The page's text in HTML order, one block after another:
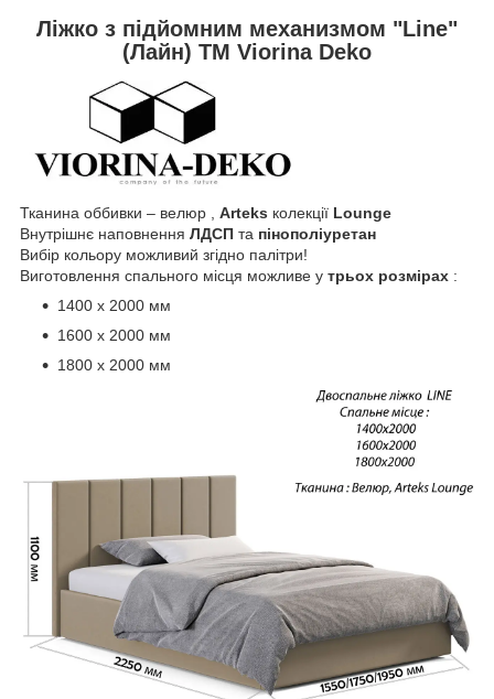
Ліжко з підйомним механизмом "Line"
(Лайн) TM Viorina Deko
Тканина оббивки – велюр , Arteks колекції Lounge
Внутрішнє наповнення ЛДСП та пінополіуретан
Вибір кольору можливий згідно палітри!
Виготовлення спального місця можливе у трьох розмірах :
1400 х 2000 мм
1600 х 2000 мм
1800 х 2000 мм